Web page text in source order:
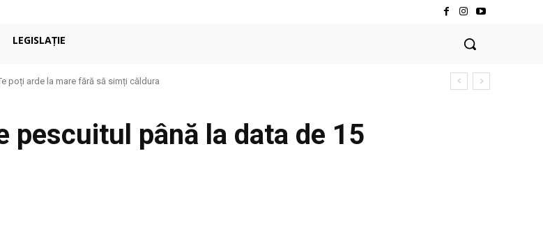
LEGISLAȚIE
poți arde la mare fără să simți căldura
pescuitul până la data de 15